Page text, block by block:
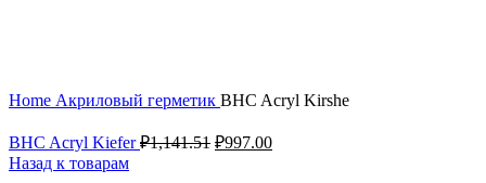
Home Акриловый герметик BHC Acryl Kirshe
BHC Acryl Kiefer₽1,141.51 ₽997.00
Назад к товарам